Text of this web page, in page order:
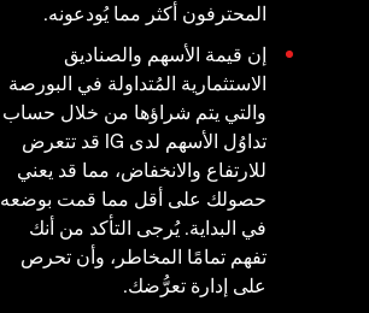
المحترفون أكثر مما يُودعونه.
إن قيمة الأسهم والصناديق
الاستثمارية المُتداولة في البورصة
والتي يتم شراؤها من خلال حساب
تداوُل الأسهم لدى IG قد تتعرض
للارتفاع والانخفاض، مما قد يعني
حصولك على أقل مما قمت بوضعه
في البداية. يُرجى التأكد من أنك
تفهم تمامًا المخاطر، وأن تحرص
على إدارة تعرُّضك.